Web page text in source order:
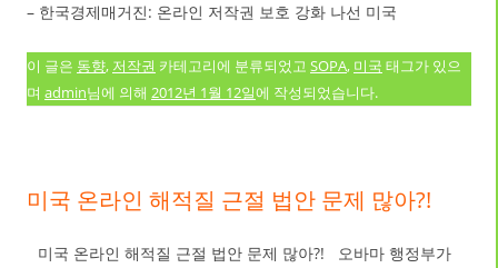
– 한국경제매거진: 온라인 저작권 보호 강화 나선 미국
이 글은 동향, 저작권 카테고리에 분류되었고 SOPA, 미국 태그가 있으
며 admin님에 의해 2012년 1월 12일에 작성되었습니다.
미국 온라인 해적질 근절 법안 문제 많아?!
미국 온라인 해적질 근절 법안 문제 많아?! 오바마 행정부가